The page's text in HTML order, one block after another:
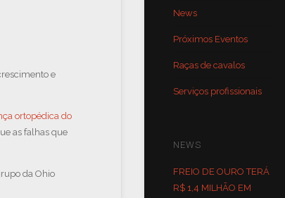
e
ortopédica do
as falhas que
da Ohio
News
Próximos Eventos
Raças de cavalos
Serviços profissionais
NEWS
FREIO DE OURO TERÁ
R$ 1,4 MILHÃO EM